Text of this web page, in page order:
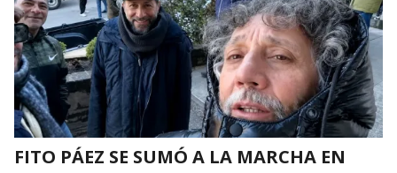
FITO PÁEZ SE SUMÓ A LA MARCHA EN